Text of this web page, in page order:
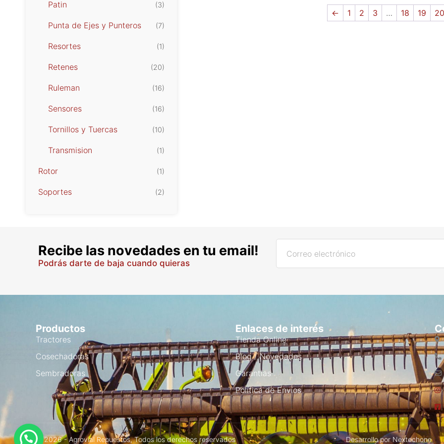
Patin (3)
Punta de Ejes y Punteros (7)
Resortes (1)
Retenes (20)
Ruleman (16)
Sensores (16)
Tornillos y Tuercas (10)
Transmision (1)
Rotor (1)
Soportes (2)
← 1 2 3 … 18 19 20
Recibe las novedades en tu email!
Podrás darte de baja cuando quieras
Productos
Tractores
Cosechadoras
Sembradoras
Enlaces de interés
Tienda Online
Blog / Novedades
Garantias
Política de Envíos
© 2026 - Agrovial Repuestos, Todos los derechos reservados Desarrollo porNextechone